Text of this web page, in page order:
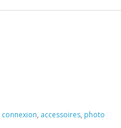
connexion, accessoires, photo